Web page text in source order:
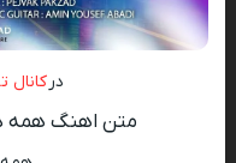
در کانال
متن اهنگ همه